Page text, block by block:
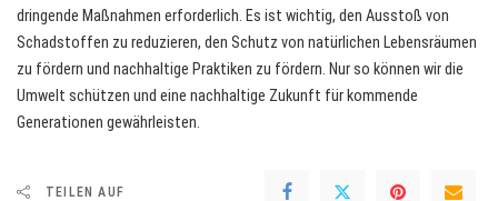
dringende Maßnahmen erforderlich. Es ist wichtig, den Ausstoß von
Schadstoffen zu reduzieren, den Schutz von natürlichen Lebensräumen
zu fördern und nachhaltige Praktiken zu fördern. Nur so können wir die
Umwelt schützen und eine nachhaltige Zukunft für kommende
Generationen gewährleisten.
TEILEN AUF